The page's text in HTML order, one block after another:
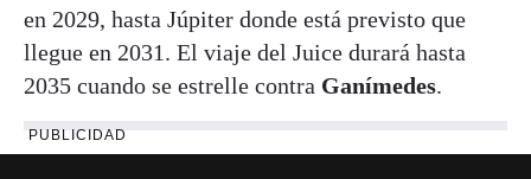
en 2029, hasta Júpiter donde está previsto que
llegue en 2031. El viaje del Juice durará hasta
2035 cuando se estrelle contra Ganímedes.
PUBLICIDAD